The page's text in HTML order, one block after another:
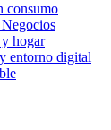
consumo
hogar
entorno digital